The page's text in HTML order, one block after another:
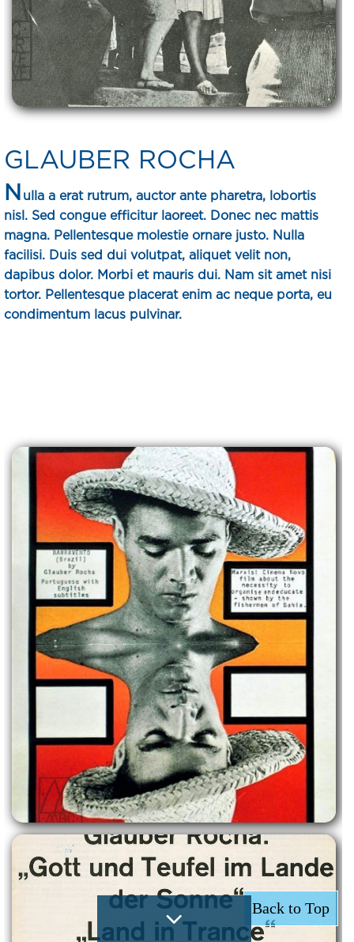
Back to Top
GLAUBER ROCHA
N ulla a erat rutrum, auctor ante pharetra, lobortis
nisl. Sed congue efficitur laoreet. Donec nec mattis
magna. Pellentesque molestie ornare justo. Nulla
facilisi. Duis sed dui volutpat, aliquet velit non,
dapibus dolor. Morbi et mauris dui. Nam sit amet nisi
tortor. Pellentesque placerat enim ac neque porta, eu
condimentum lacus pulvinar.